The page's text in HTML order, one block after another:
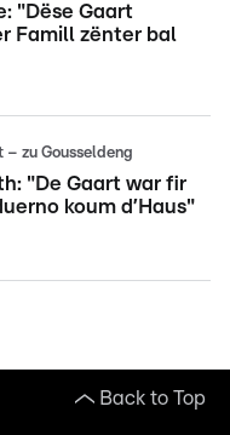
"Dëse Gaart
Famill zënter bal
– zu Gousseldeng
"De Gaart war fir
koum d’Haus"
Back to Top